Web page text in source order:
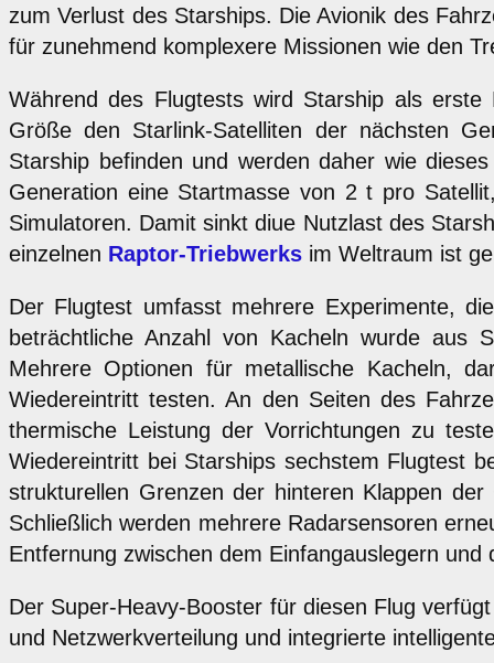
zum Verlust des Starships. Die Avionik des
für zunehmend komplexere Missionen wie den
Während des Flugtests wird Starship als erste
Größe den Starlink-Satelliten der nächsten
Starship befinden und werden daher wie
Generation eine Startmasse von 2 t pro
Simulatoren. Damit sinkt diue Nutzlast des
einzelnen Raptor-Triebwerks im Weltraum ist
Der Flugtest umfasst mehrere Experimente,
beträchtliche Anzahl von Kacheln wurde aus
Mehrere Optionen für metallische Kacheln,
Wiedereintritt testen. An den Seiten des
thermische Leistung der Vorrichtungen zu
Wiedereintritt bei Starships sechstem Flugtest
strukturellen Grenzen der hinteren Klappen
Schließlich werden mehrere Radarsensoren
Entfernung zwischen dem Einfangauslegern
Der Super-Heavy-Booster für diesen Flug
und Netzwerkverteilung und integrierte